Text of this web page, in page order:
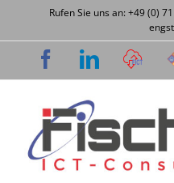
springen
Rufen Sie uns an: +49 (0)
FacebookLinkedIn
Cloud